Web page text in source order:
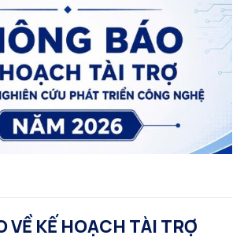
VỀ KẾ HOẠCH TÀI TRỢ